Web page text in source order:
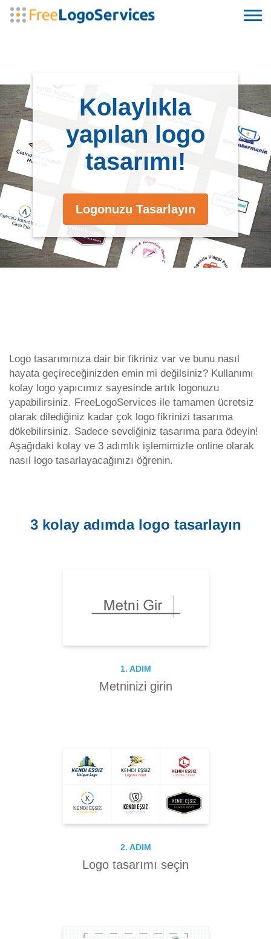
Kolaylıkla
yapılan logo
tasarımı!
Logonuzu Tasarlayın
Logo tasarımınıza dair bir fikriniz var ve bunu nasıl
hayata geçireceğinizden emin mi değilsiniz? Kullanımı
kolay logo yapıcımız sayesinde artık logonuzu
yapabilirsiniz. FreeLogoServices ile tamamen ücretsiz
olarak dilediğiniz kadar çok logo fikrinizi tasarıma
dökebilirsiniz. Sadece sevdiğiniz tasarıma para ödeyin!
Aşağıdaki kolay ve 3 adımlık işlemimizle online olarak
nasıl logo tasarlayacağınızı öğrenin.
3 kolay adımda logo tasarlayın
1. ADIM
Metninizi girin
2. ADIM
Logo tasarımı seçin